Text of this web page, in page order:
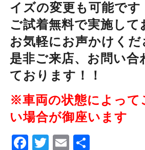
イズの変更も可能です
ご試着無料で実施し
お気軽にお声かけくだ
是非ご来店、お問い合
ております！！
※車両の状態によって
い場合が御座います
Facebook
Twitter
EmailShare